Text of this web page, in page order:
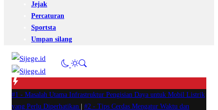
Jejak
Percaturan
Sportsta
Umpan silang
#1 - Masalah Utama Infrastruktur Pengisian Daya untuk Mobil Listrik
yang Perlu Diperhatikan
#2 - Tips Cerdas Mengatur Waktu dan